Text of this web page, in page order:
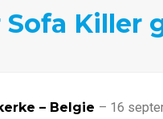
Killer
– Belgie – 16